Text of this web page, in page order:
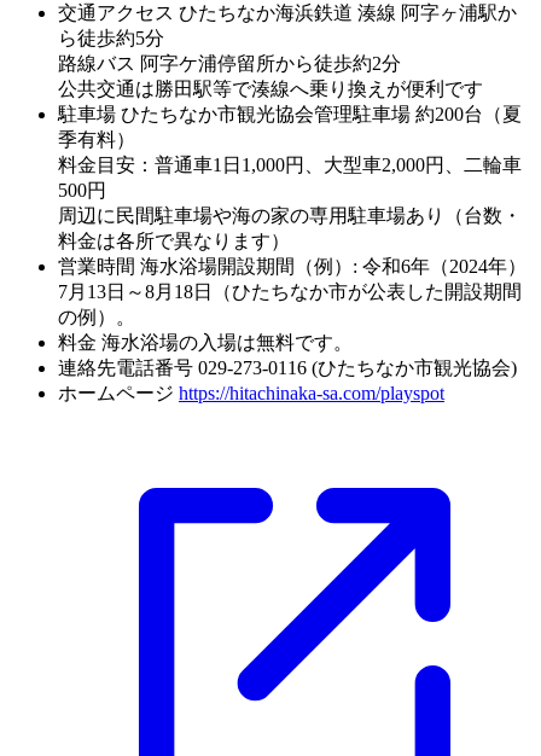
交通アクセス ひたちなか海浜鉄道 湊線 阿字ヶ浦駅か
ら徒歩約5分
路線バス 阿字ケ浦停留所から徒歩約2分
公共交通は勝田駅等で湊線へ乗り換えが便利です
駐車場 ひたちなか市観光協会管理駐車場 約200台（夏
季有料）
料金目安：普通車1日1,000円、大型車2,000円、二輪車
500円
周辺に民間駐車場や海の家の専用駐車場あり（台数・
料金は各所で異なります）
営業時間 海水浴場開設期間（例）: 令和6年（2024年）
7月13日～8月18日（ひたちなか市が公表した開設期間
の例）。
料金 海水浴場の入場は無料です。
連絡先電話番号 029-273-0116 (ひたちなか市観光協会)
ホームページ https://hitachinaka-sa.com/playspot